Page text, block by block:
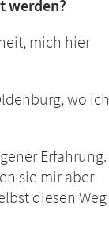
werden?
mich hier
wo ich
Erfahrung.
sie mir aber
diesen Weg